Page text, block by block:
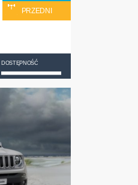
PRZEDNI
DOSTĘPNOŚĆ